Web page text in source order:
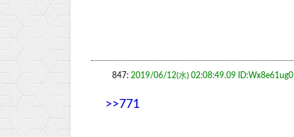
847: 2019/06/12(水) 02:08:49.09 ID:Wx8e61ug0
>>771